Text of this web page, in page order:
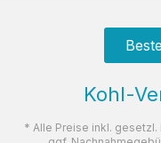
Kohl-
* Alle Preise inkl.